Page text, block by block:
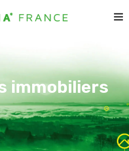
immobiliers